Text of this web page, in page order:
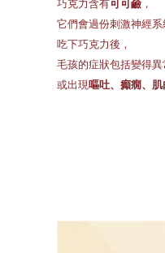
巧克力含有可可鹼 ，
它們會過份刺激神經系
吃下巧克力後，
毛孩的症狀包括變得異
或出現嘔吐、癲癇、